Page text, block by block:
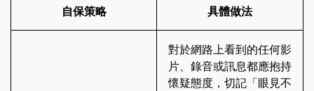
自保策略 具體做法
對於網路上看到的任何影
片、錄音或訊息都應抱持
懷疑態度，切記「眼見不